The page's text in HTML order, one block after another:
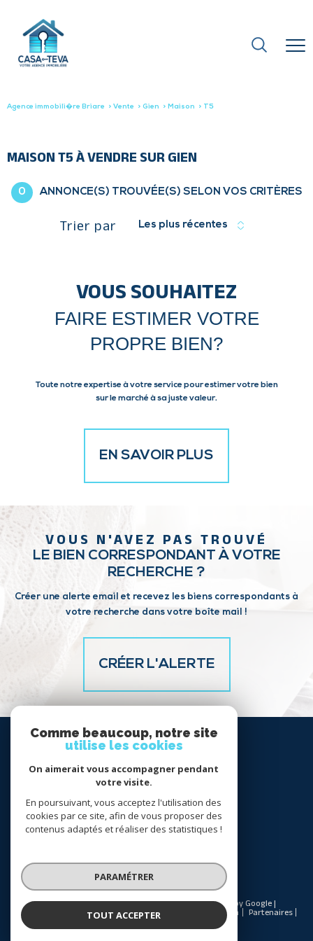
Agence immobili�re Briare Vente Gien Maison T5
MAISON T5 À VENDRE SUR GIEN
0 ANNONCE(S) TROUVÉE(S) SELON VOS CRITÈRES
Trier par Les plus récentes
VOUS SOUHAITEZ
FAIRE ESTIMER VOTRE
PROPRE BIEN?
Toute notre expertise à votre service pour estimer votre bien
sur le marché à sa juste valeur.
EN SAVOIR PLUS
VOUS N'AVEZ PAS TROUVÉ
LE BIEN CORRESPONDANT À VOTRE
RECHERCHE ?
Créer une alerte email et recevez les biens correspondants à
votre recherche dans votre boîte mail !
CRÉER L'ALERTE
SE
CONNECTER
espace propriétaire
NOUS
SUIVRE
© 2026 | Tous droits réservés | Traduction powered by Google |
Nos honoraires
Plan du site Mentions légales Admin
Partenaires
Politique RGPD
Comme beaucoup, notre site
utilise les cookies
On aimerait vous accompagner pendant
votre visite.
En poursuivant, vous acceptez l'utilisation des
cookies par ce site, afin de vous proposer des
contenus adaptés et réaliser des statistiques !
PARAMÉTRER
TOUT ACCEPTER